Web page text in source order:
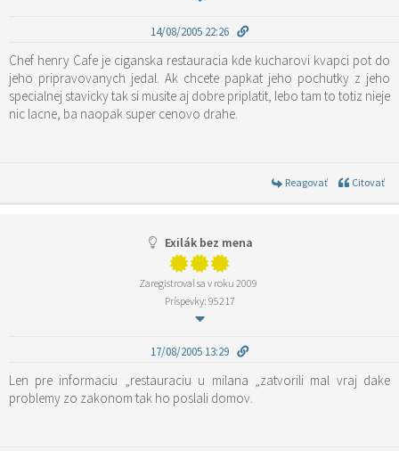
14/08/2005 22:26
Chef henry Cafe je ciganska restauracia kde kucharovi kvapci pot do
jeho pripravovanych jedal. Ak chcete papkat jeho pochutky z jeho
specialnej stavicky tak si musite aj dobre priplatit, lebo tam to totiz nieje
nic lacne, ba naopak super cenovo drahe.
Reagovať Citovať
Exilák bez mena
Zaregistroval sa v roku 2009
Príspevky: 95217
17/08/2005 13:29
Len pre informaciu „restauraciu u milana „zatvorili mal vraj dake
problemy zo zakonom tak ho poslali domov.